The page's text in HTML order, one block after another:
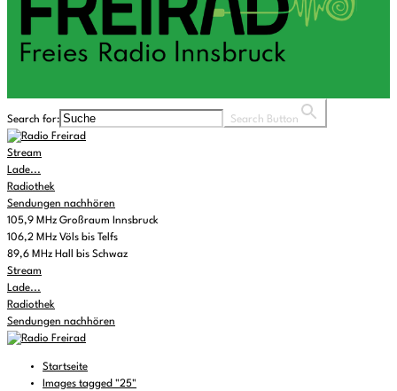
Search for: Search Button
Stream
Lade...
Radiothek
Sendungen nachhören
105,9 MHz Großraum Innsbruck
106,2 MHz Völs bis Telfs
89,6 MHz Hall bis Schwaz
Stream
Lade...
Radiothek
Sendungen nachhören
Startseite
Images tagged "25"